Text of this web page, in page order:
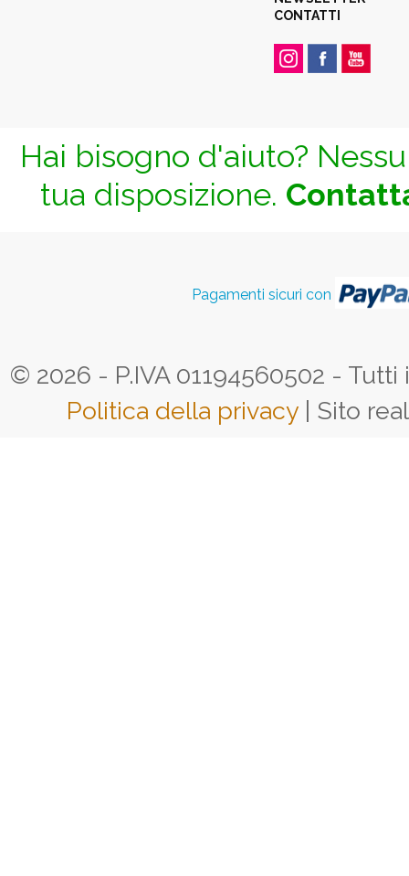
CONTATTI
Hai bisogno d'aiuto?
tua disposizione.
Pagamenti sicuri con
© 2026 - P.IVA 01194560502 -
Politica della privacy | Sito